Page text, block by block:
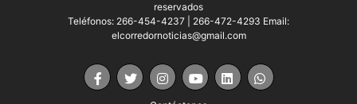
reservados
Teléfonos: 266-454-4237 | 266-472-4293 Email:
elcorredornoticias@gmail.com